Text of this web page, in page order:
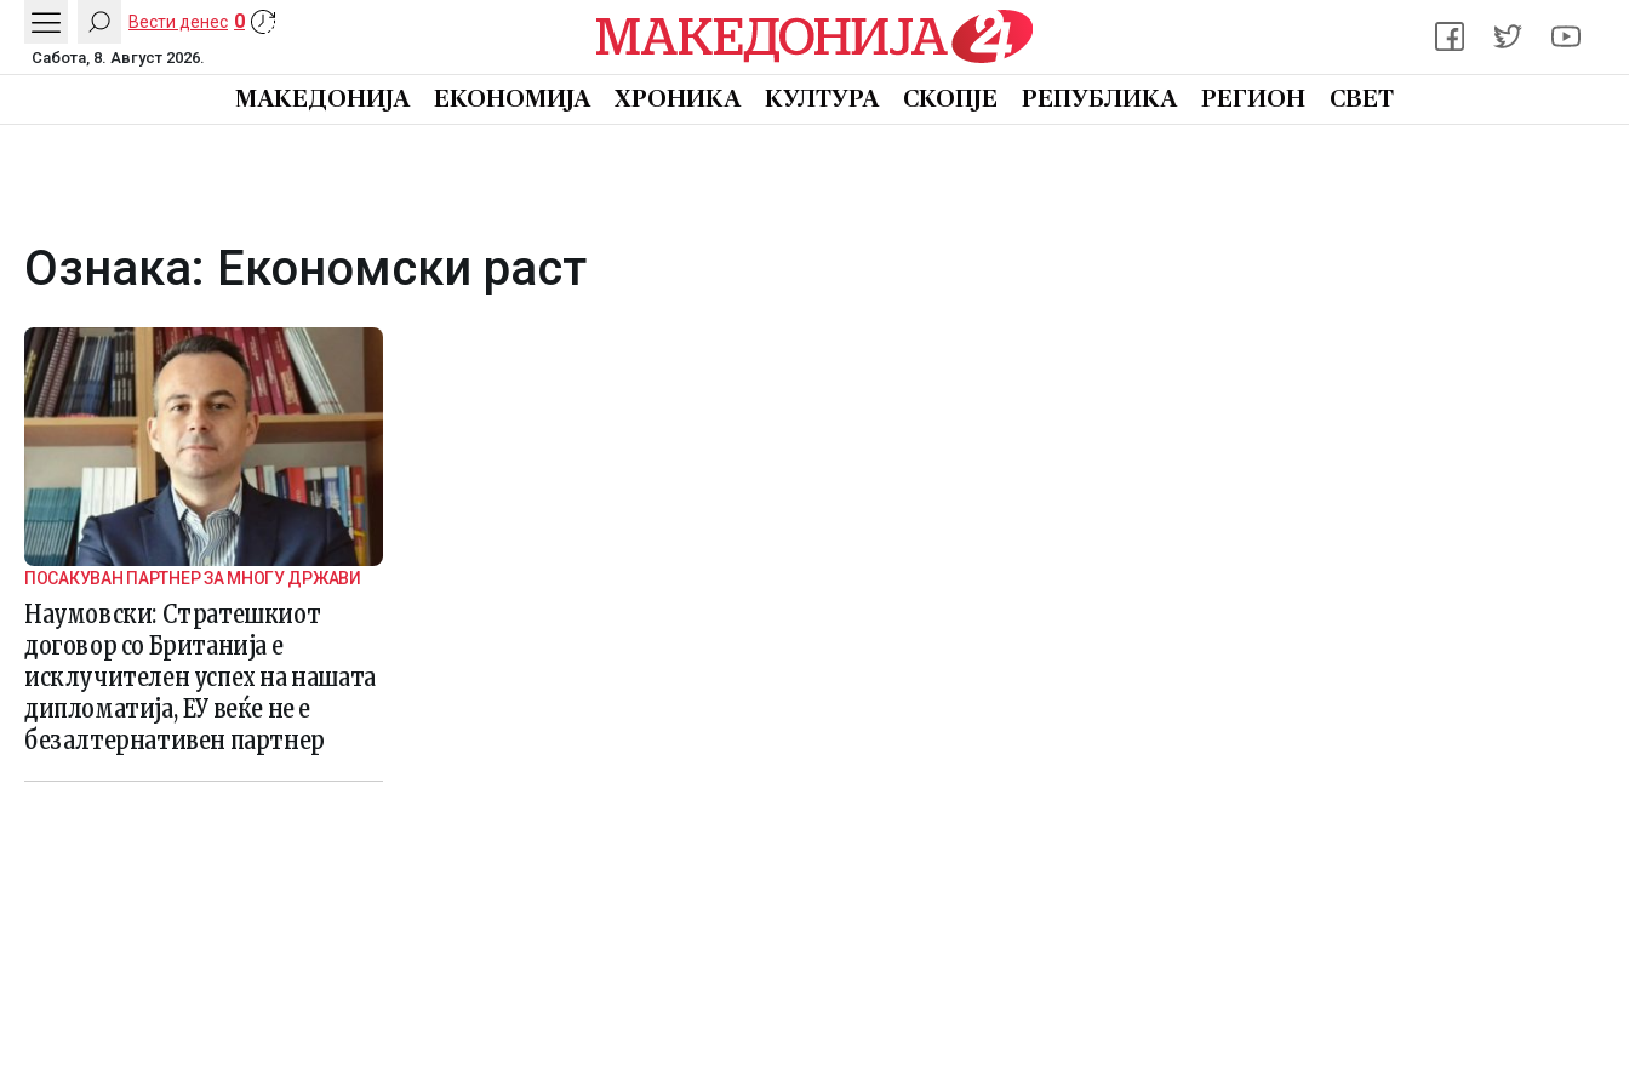
Вести денес 0
Сабота, 8. Август 2026.
МАКЕДОНИЈА ЕКОНОМИЈА ХРОНИКА КУЛТУРА СКОПЈЕ РЕПУБЛИКА РЕГИОН СВЕТ
Ознака: Економски раст
ПОСАКУВАН ПАРТНЕР ЗА МНОГУ ДРЖАВИ
Наумовски: Стратешкиот
договор со Британија е
исклучителен успех на нашата
дипломатија, ЕУ веќе не е
безалтернативен партнер